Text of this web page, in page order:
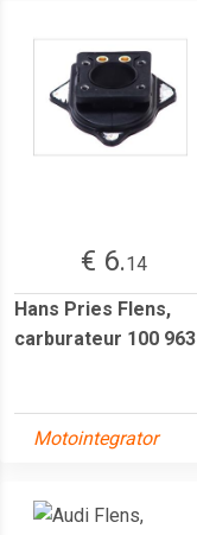
€ 6.14
Hans Pries Flens,
carburateur 100 963
Motointegrator